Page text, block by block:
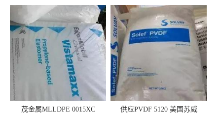
茂金属MLLDPE 0015XC
供应PVDF 5120 美国苏威